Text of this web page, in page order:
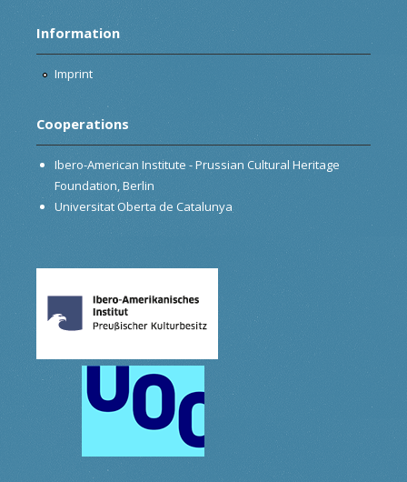
Information
Imprint
Cooperations
Ibero-American Institute - Prussian Cultural Heritage
Foundation, Berlin
Universitat Oberta de Catalunya